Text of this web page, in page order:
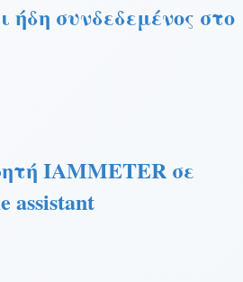
ήδη συνδεδεμένος στο
IAMMETER σε
assistant